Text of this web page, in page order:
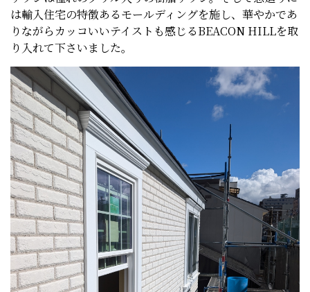
は輸入住宅の特徴あるモールディングを施し、華やかであ
りながらカッコいいテイストも感じるBEACON HILLを取
り入れて下さいました。